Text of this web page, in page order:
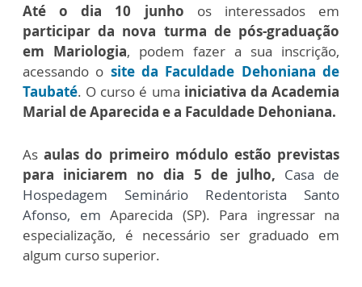
Até o dia 10 junho os interessados em
participar da nova turma de pós-graduação
em Mariologia, podem fazer a sua inscrição,
acessando o site da Faculdade Dehoniana de
Taubaté. O curso é uma iniciativa da Academia
Marial de Aparecida e a Faculdade Dehoniana.
Asaulas do primeiro módulo estão previstas
para iniciarem no dia 5 de julho, Casa de
Hospedagem Seminário Redentorista Santo
Afonso, em Aparecida (SP). Para ingressar na
especialização, é necessário ser graduado em
algum curso superior.